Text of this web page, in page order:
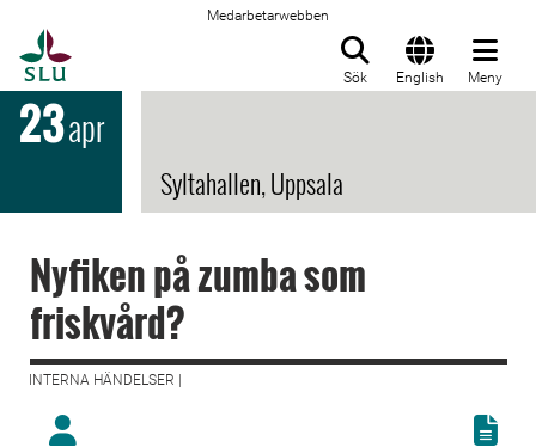
Medarbetarwebben
Sök English Meny
23apr
Syltahallen, Uppsala
Nyfiken på zumba som
friskvård?
INTERNA HÄNDELSER |